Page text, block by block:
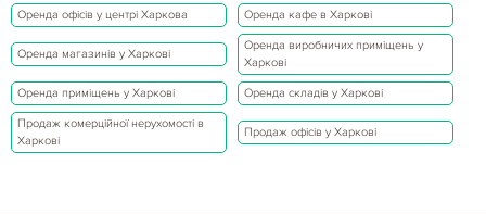
Оренда офісів у центрі Харкова Оренда кафе в Харкові
Оренда магазинів у Харкові
Оренда виробничих приміщень у
Харкові
Оренда приміщень у Харкові Оренда складів у Харкові
Продаж комерційної нерухомості в
Харкові
Продаж офісів у Харкові